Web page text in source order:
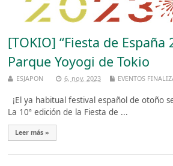
[TOKIO] “Fiesta de España
Parque Yoyogi de Tokio
ESJAPON 6, nov, 2023 EVENTOS
¡El ya habitual festival español de otoño
La 10ª edición de la Fiesta de ...
Leer más »